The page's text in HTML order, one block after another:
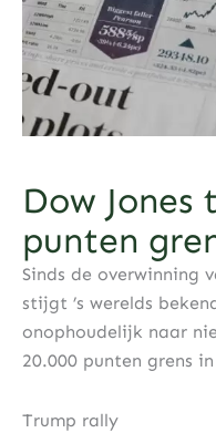
Dow Jones
punten
Sinds de overwinning
stijgt ’s werelds
onophoudelijk naar
20.000 punten grens
Trump rally